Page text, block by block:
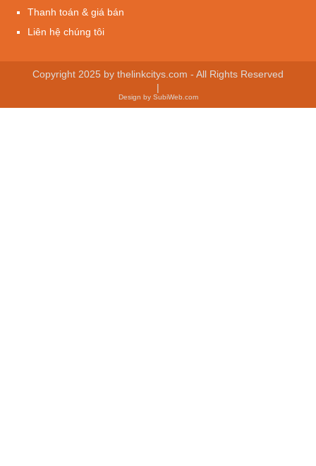
Thanh toán & giá bán
Liên hệ chúng tôi
Copyright 2025 by thelinkcitys.com - All Rights Reserved
|
Design by SubiWeb.com